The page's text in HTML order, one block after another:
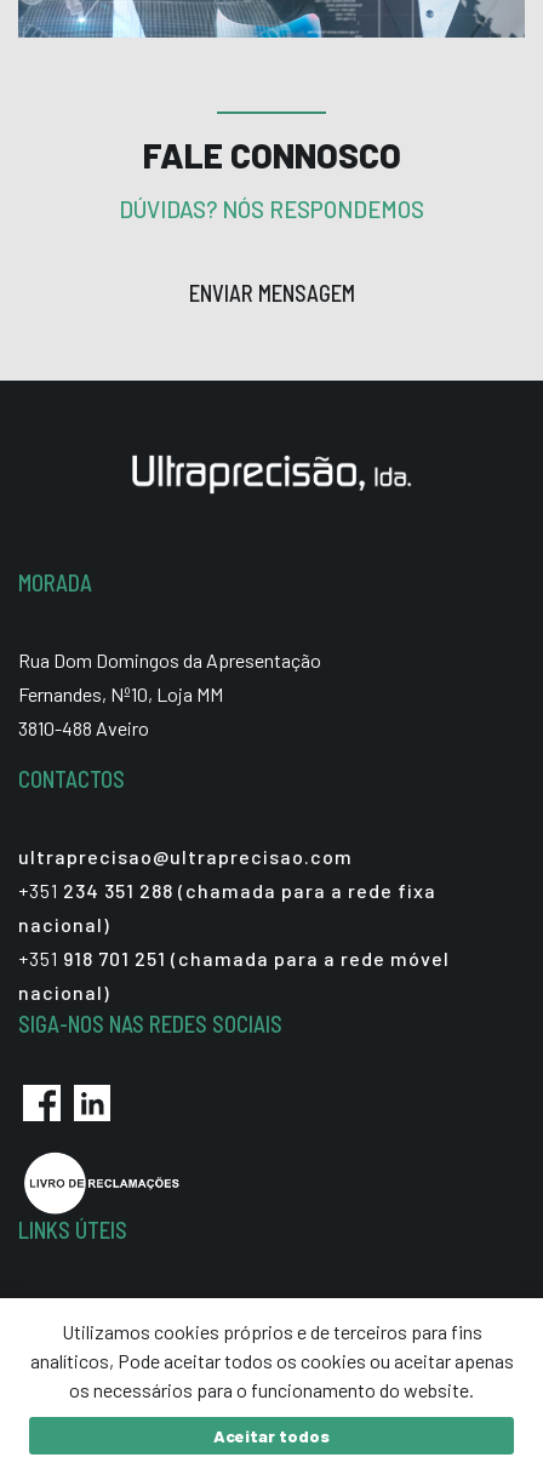
FALE CONNOSCO
DÚVIDAS? NÓS RESPONDEMOS
ENVIAR MENSAGEM
MORADA
Rua Dom Domingos da Apresentação
Fernandes, Nº10, Loja MM
3810-488 Aveiro
CONTACTOS
ultraprecisao@ultraprecisao.com
+351 234 351 288 (chamada para a rede fixa
nacional)
+351 918 701 251 (chamada para a rede móvel
nacional)
SIGA-NOS NAS REDES SOCIAIS
LINKS ÚTEIS
Termos e Condições
Resolução de Litígios
Utilizamos cookies próprios e de terceiros para fins
analíticos, Pode aceitar todos os cookies ou aceitar apenas
os necessários para o funcionamento do website.
Aceitar todos